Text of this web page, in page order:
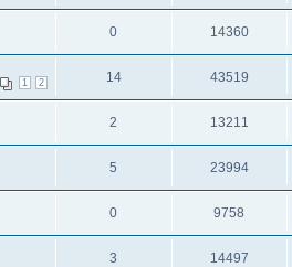
0 14360
1 2 14 43519
2 13211
5 23994
0 9758
3 14497